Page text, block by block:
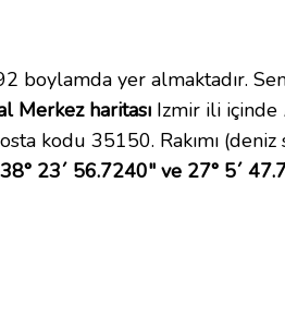
yer almaktadır.
Merkez haritası Izmir ili içinde
kodu 35150. Rakımı
38° 23´ 56.7240" ve 27° 5´